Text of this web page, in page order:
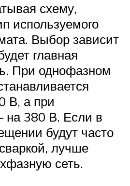
схему,
используемого
Выбор зависит
главная
При однофазном
В, а при
380 В. Если в
будут часто
лучше
сеть.